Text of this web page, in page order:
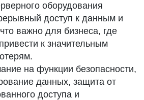
оборудования
доступ к данным и
важно для бизнеса, где
к значительным
на функции безопасности,
данных, защита от
доступа и